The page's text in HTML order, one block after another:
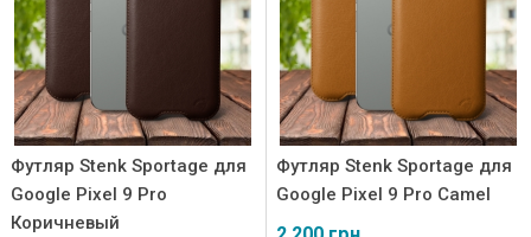
Футляр Stenk Sportage для
Google Pixel 9 Pro
Коричневый
Футляр Stenk Sportage для
Google Pixel 9 Pro Camel